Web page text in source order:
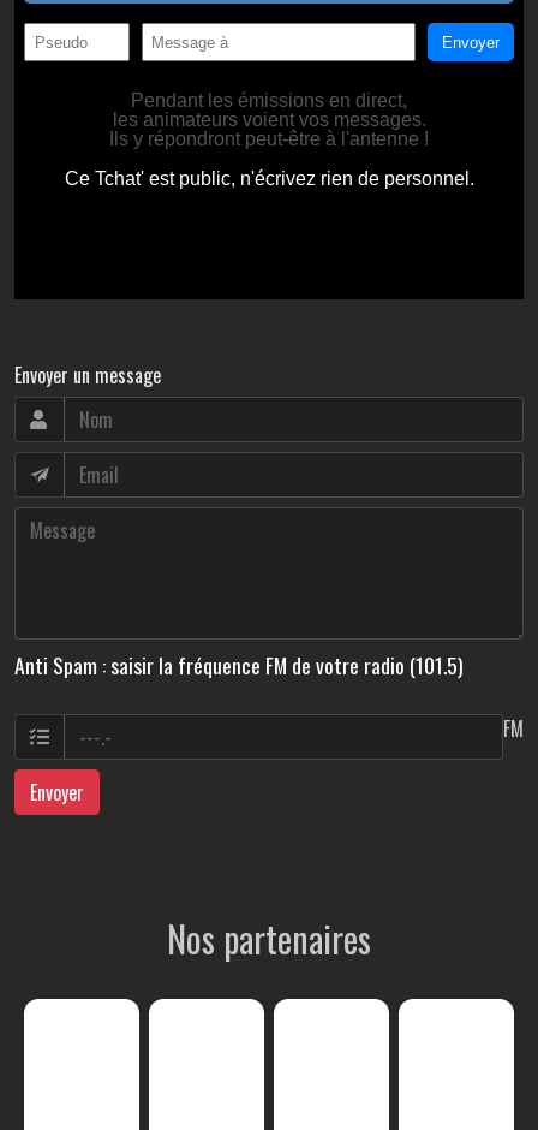
Envoyer un message
Anti Spam : saisir la fréquence FM de votre radio (101.5)
FM
Envoyer
Nos partenaires